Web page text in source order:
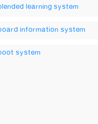
learning system
information system
system